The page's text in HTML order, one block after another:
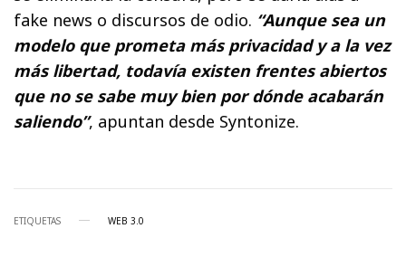
fake news o discursos de odio. “Aunque sea un
modelo que prometa más privacidad y a la vez
más libertad, todavía existen frentes abiertos
que no se sabe muy bien por dónde acabarán
saliendo”, apuntan desde Syntonize.
ETIQUETAS WEB 3.0